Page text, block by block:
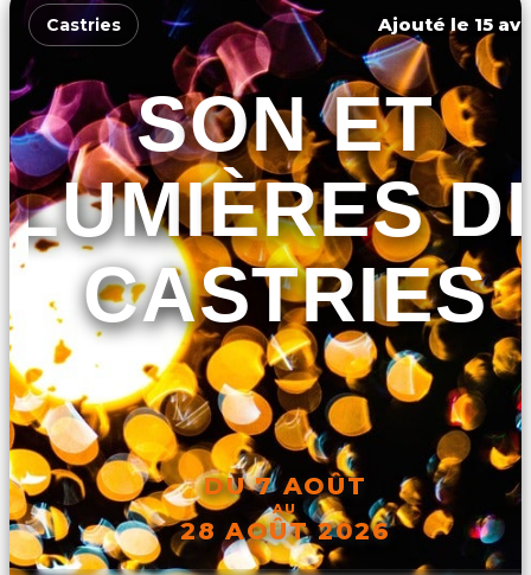
Castries Ajouté le 15
SON ET
LUMIÈRES
CASTRIES
DU 7 AOÛT
AU
28 AOÛT 2026